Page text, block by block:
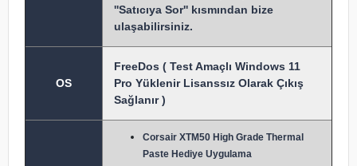
''Satıcıya Sor'' kısmından bize
ulaşabilirsiniz.
OS
FreeDos ( Test Amaçlı Windows 11
Pro Yüklenir Lisanssız Olarak Çıkış
Sağlanır )
Corsair XTM50 High Grade Thermal
Paste Hediye Uygulama